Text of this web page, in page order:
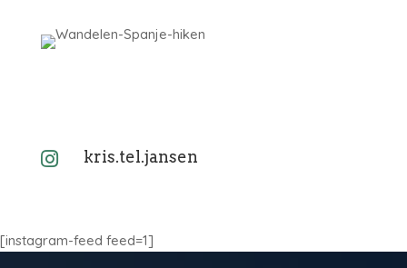
 kris.tel.jansen
[instagram-feed feed=1]